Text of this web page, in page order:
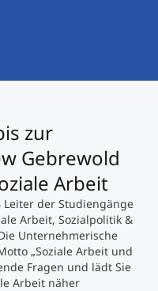
Master
zur
Gebrewold
Arbeit
Leiter der Studiengänge
Arbeit, Sozialpolitik &
Unternehmerische
„Soziale Arbeit und
Fragen und lädt Sie
Arbeit näher